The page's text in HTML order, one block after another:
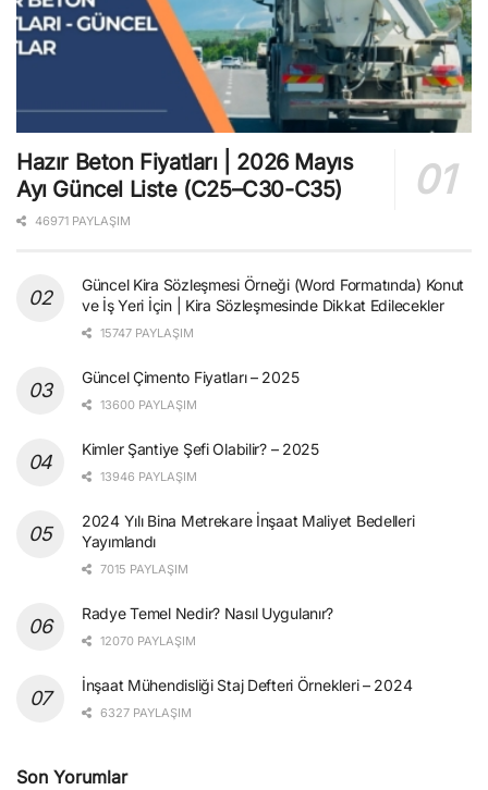
Hazır Beton Fiyatları | 2026 Mayıs
Ayı Güncel Liste (C25–C30-C35)
46971 PAYLAŞIM
Güncel Kira Sözleşmesi Örneği (Word Formatında) Konut
ve İş Yeri İçin | Kira Sözleşmesinde Dikkat Edilecekler
15747 PAYLAŞIM
Güncel Çimento Fiyatları – 2025
13600 PAYLAŞIM
Kimler Şantiye Şefi Olabilir? – 2025
13946 PAYLAŞIM
2024 Yılı Bina Metrekare İnşaat Maliyet Bedelleri
Yayımlandı
7015 PAYLAŞIM
Radye Temel Nedir? Nasıl Uygulanır?
12070 PAYLAŞIM
İnşaat Mühendisliği Staj Defteri Örnekleri – 2024
6327 PAYLAŞIM
Son Yorumlar